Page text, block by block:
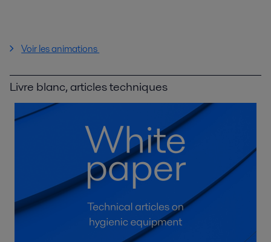
Voir les animations
Livre blanc, articles techniques